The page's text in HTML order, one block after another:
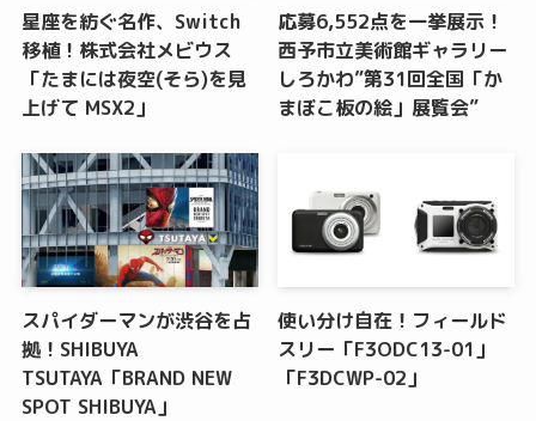
星座を紡ぐ名作、Switch
移植！株式会社メビウス
「たまには夜空(そら)を見
上げて MSX2」
応募6,552点を一挙展示！
西予市立美術館ギャラリー
しろかわ”第31回全国「か
まぼこ板の絵」展覧会”
スパイダーマンが渋谷を占
拠！SHIBUYA
TSUTAYA「BRAND NEW
SPOT SHIBUYA」
使い分け自在！フィールド
スリー「F3ODC13-01」
「F3DCWP-02」